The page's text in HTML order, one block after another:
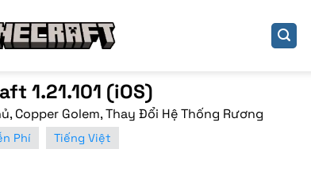
1.21.101 (iOS)
Copper Golem, Thay Đổi Hệ Thống Rương
Phí Tiếng Việt